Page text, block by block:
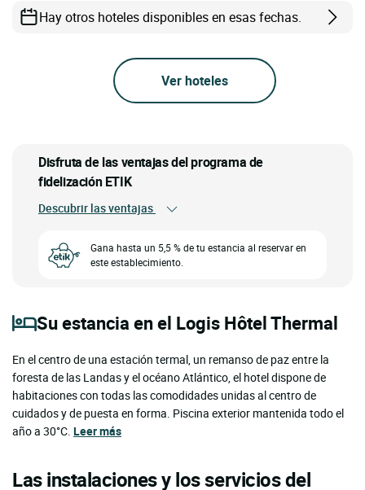
Hay otros hoteles disponibles en esas fechas.
Ver hoteles
Disfruta de las ventajas del programa de
fidelización ETIK
Descubrir las ventajas
Gana hasta un 5,5 % de tu estancia al reservar en
este establecimiento.
Su estancia en el Logis Hôtel Thermal
En el centro de una estación termal, un remanso de paz entre la
foresta de las Landas y el océano Atlántico, el hotel dispone de
habitaciones con todas las comodidades unidas al centro de
cuidados y de puesta en forma. Piscina exterior mantenida todo el
año a 30°C. Leer más
Las instalaciones y los servicios del